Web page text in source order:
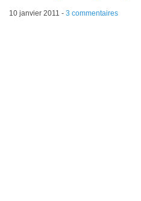
10 janvier 2011 - 3 commentaires